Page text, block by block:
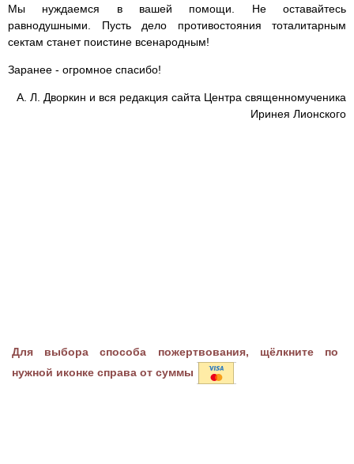
Мы нуждаемся в вашей помощи. Не оставайтесь
равнодушными. Пусть дело противостояния тоталитарным
сектам станет поистине всенародным!
Заранее - огромное спасибо!
А. Л. Дворкин и вся редакция сайта Центра священномученика
Иринея Лионского
Для выбора способа пожертвования, щёлкните по
нужной иконке справа от суммы